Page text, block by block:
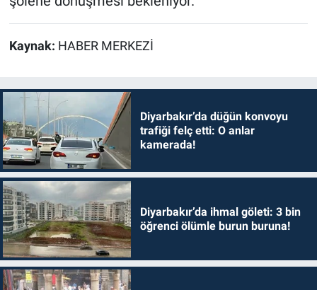
Kaynak: HABER MERKEZİ
Diyarbakır’da düğün konvoyu
trafiği felç etti: O anlar
kamerada!
Diyarbakır’da ihmal göleti: 3 bin
öğrenci ölümle burun buruna!